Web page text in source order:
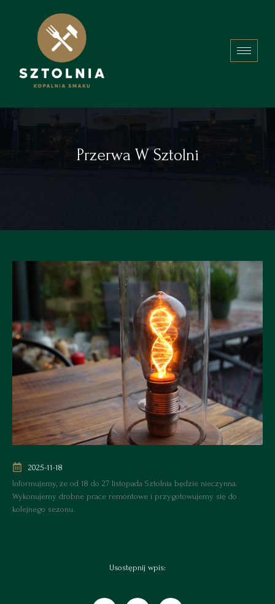
Przerwa W Sztolni
2025-11-18
Informujemy, że od 18 do 27 listopada Sztolnia będzie nieczynna.
Wykonujemy drobne prace remontowe i przygotowujemy się do
kolejnego sezonu.
Usostępnij wpis: